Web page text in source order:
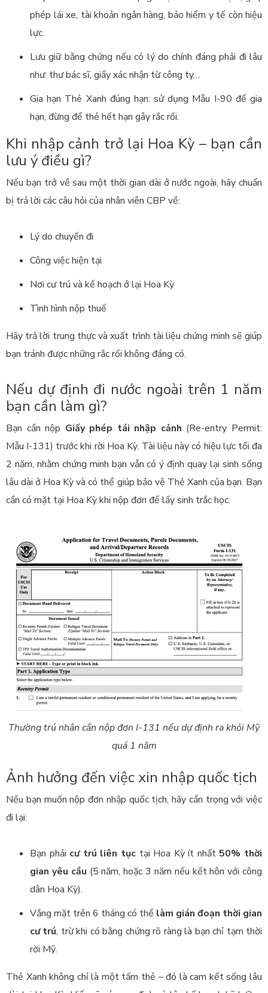
phép lái xe, tài khoản ngân hàng, bảo hiểm y tế còn hiệu
lực.
Lưu giữ bằng chứng nếu có lý do chính đáng phải đi lâu
như: thư bác sĩ, giấy xác nhận từ công ty…
Gia hạn Thẻ Xanh đúng hạn: sử dụng Mẫu I-90 để gia
hạn, đừng để thẻ hết hạn gây rắc rối.
Khi nhập cảnh trở lại Hoa Kỳ – bạn cần
lưu ý điều gì?
Nếu bạn trở về sau một thời gian dài ở nước ngoài, hãy chuẩn
bị trả lời các câu hỏi của nhân viên CBP về:
Lý do chuyến đi
Công việc hiện tại
Nơi cư trú và kế hoạch ở lại Hoa Kỳ
Tình hình nộp thuế
Hãy trả lời trung thực và xuất trình tài liệu chứng minh sẽ giúp
bạn tránh được những rắc rối không đáng có.
Nếu dự định đi nước ngoài trên 1 năm
bạn cần làm gì?
Bạn cần nộp Giấy phép tái nhập cảnh (Re-entry Permit:
Mẫu I-131) trước khi rời Hoa Kỳ. Tài liệu này có hiệu lực tối đa
2 năm, nhằm chứng minh bạn vẫn có ý định quay lại sinh sống
lâu dài ở Hoa Kỳ và có thể giúp bảo vệ Thẻ Xanh của bạn. Bạn
cần có mặt tại Hoa Kỳ khi nộp đơn để lấy sinh trắc học.
Thường trú nhân cần nộp đơn I-131 nếu dự định ra khỏi Mỹ
quá 1 năm
Ảnh hưởng đến việc xin nhập quốc tịch
Nếu bạn muốn nộp đơn nhập quốc tịch, hãy cẩn trọng với việc
đi lại:
Bạn phải cư trú liên tụctại Hoa Kỳ ít nhất50% thời
gian yêu cầu (5 năm, hoặc 3 năm nếu kết hôn với công
dân Hoa Kỳ).
Vắng mặt trên 6 tháng có thể làm gián đoạn thời gian
cư trú, trừ khi có bằng chứng rõ ràng là bạn chỉ tạm thời
rời Mỹ.
Thẻ Xanh không chỉ là một tấm thẻ – đó là cam kết sống lâu